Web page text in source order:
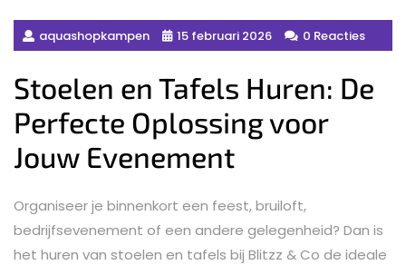
aquashopkampen 15 februari 2026 0 Reacties
Stoelen en Tafels Huren: De
Perfecte Oplossing voor
Jouw Evenement
Organiseer je binnenkort een feest, bruiloft,
bedrijfsevenement of een andere gelegenheid? Dan is
het huren van stoelen en tafels bij Blitzz & Co de ideale